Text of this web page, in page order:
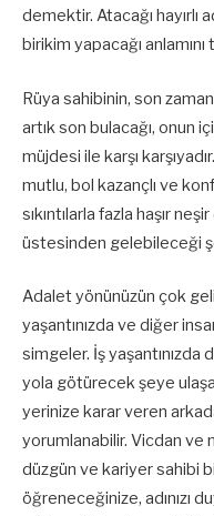
demektir. Atacağı hayırlı
birikim yapacağı anlamını
Rüya sahibinin, son
artık son bulacağı, onun
müjdesi ile karşı
mutlu, bol kazançlı ve
sıkıntılarla fazla haşır
üstesinden gelebileceği
Adalet yönünüzün çok
yaşantınızda ve diğer
simgeler. İş yaşantınızda
yola götürecek şeye
yerinize karar veren
yorumlanabilir. Vicdan ve
düzgün ve kariyer sahibi
öğreneceğinize, adınızı